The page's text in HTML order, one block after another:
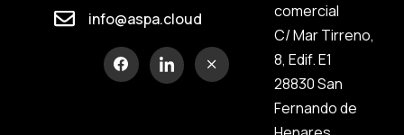
info@aspa.cloud
comercial
C/ Mar Tirreno,
8, Edif. E1
28830 San
Fernando de